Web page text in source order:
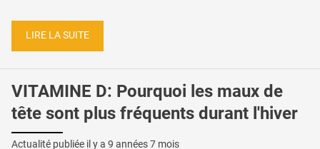
LIRE LA SUITE
VITAMINE D: Pourquoi les maux de
tête sont plus fréquents durant l'hiver
Actualité publiée il y a 9 années 7 mois